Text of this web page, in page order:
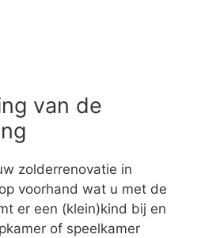
van de
zolderrenovatie in
voorhand wat u met de
er een (klein)kind bij en
of speelkamer